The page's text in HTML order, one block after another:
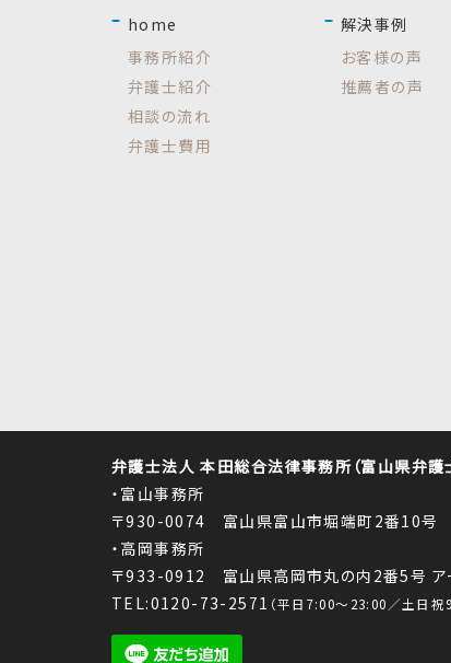
home
事務所紹介
弁護士紹介
相談の流れ
弁護士費用
解決事例
お客様の声
推薦者の声
弁護士法人 本田総合法律事務所（富山県弁護
・富山事務所
〒930-0074 富山県富山市堀端町2番10号
・高岡事務所
〒933-0912 富山県高岡市丸の内2番5号 ア
TEL:0120-73-2571 （平日7:00～23:00／土日祝